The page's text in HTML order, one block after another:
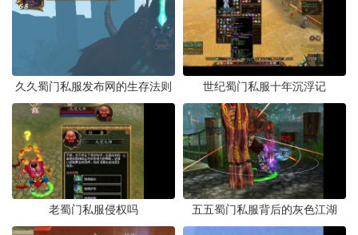
久久蜀门私服发布网的生存法则 世纪蜀门私服十年沉浮记
老蜀门私服侵权吗 五五蜀门私服背后的灰色江湖